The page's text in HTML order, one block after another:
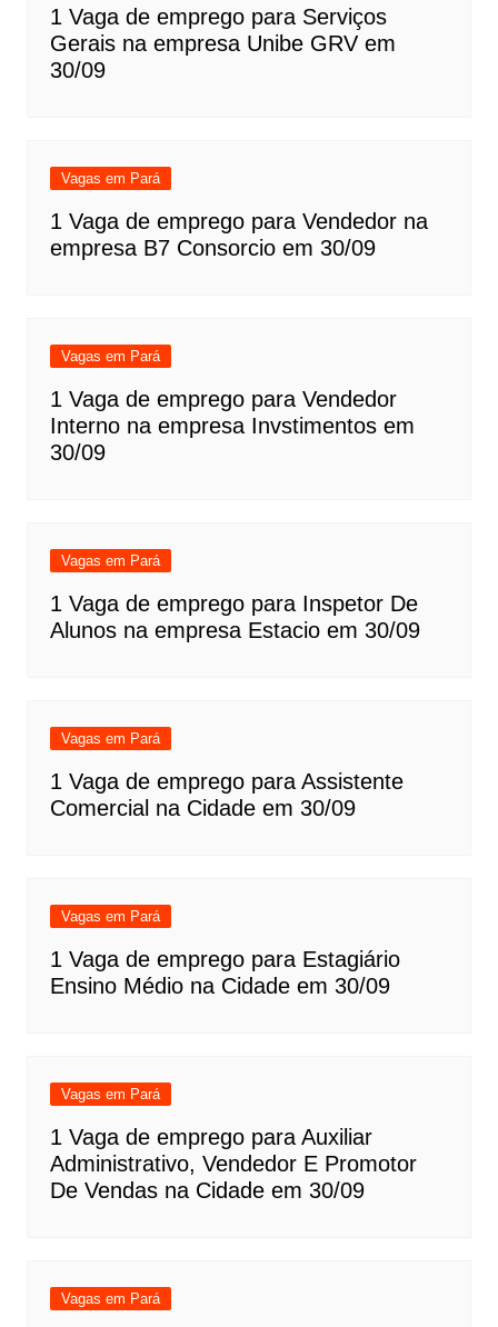
1 Vaga de emprego para Serviços
Gerais na empresa Unibe GRV em
30/09
Vagas em Pará
1 Vaga de emprego para Vendedor na
empresa B7 Consorcio em 30/09
Vagas em Pará
1 Vaga de emprego para Vendedor
Interno na empresa Invstimentos em
30/09
Vagas em Pará
1 Vaga de emprego para Inspetor De
Alunos na empresa Estacio em 30/09
Vagas em Pará
1 Vaga de emprego para Assistente
Comercial na Cidade em 30/09
Vagas em Pará
1 Vaga de emprego para Estagiário
Ensino Médio na Cidade em 30/09
Vagas em Pará
1 Vaga de emprego para Auxiliar
Administrativo, Vendedor E Promotor
De Vendas na Cidade em 30/09
Vagas em Pará